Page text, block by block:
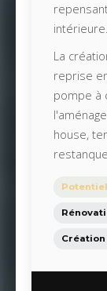
intérieure.
La
reprise
pompe à
house,